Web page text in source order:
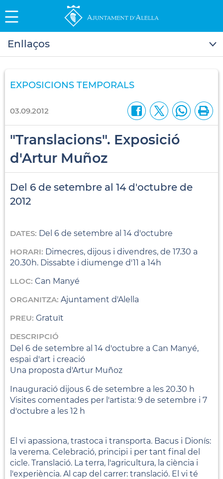
Enllaços
EXPOSICIONS TEMPORALS
03.09.2012
"Translacions". Exposició
d'Artur Muñoz
Del 6 de setembre al 14 d'octubre de
2012
DATES: Del 6 de setembre al 14 d'octubre
HORARI: Dimecres, dijous i divendres, de 17.30 a
20.30h. Dissabte i diumenge d'11 a 14h
LLOC: Can Manyé
ORGANITZA: Ajuntament d'Alella
PREU: Gratuït
DESCRIPCIÓ
Del 6 de setembre al 14 d'octubre a Can Manyé,
espai d'art i creació
Una proposta d'Artur Muñoz
Inauguració dijous 6 de setembre a les 20.30 h
Visites comentades per l'artista: 9 de setembre i 7
d'octubre a les 12 h
El vi apassiona, trastoca i transporta. Bacus i Dionís:
la verema. Celebració, principi i per tant final del
cicle. Translació. La terra, l'agricultura, la ciència i
l'experiència. Al cap del carrer: translació. El vi té